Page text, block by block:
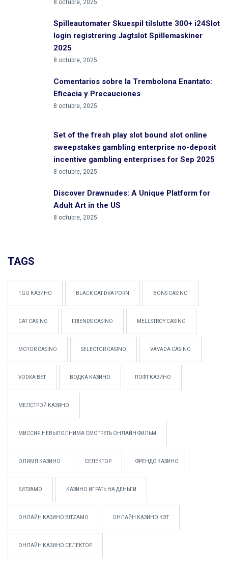
8 octubre, 2025
Spilleautomater Skuespil tilslutte 300+ i24Slot
login registrering Jagtslot Spillemaskiner
2025
8 octubre, 2025
Comentarios sobre la Trembolona Enantato:
Eficacia y Precauciones
8 octubre, 2025
Set of the fresh play slot bound slot online
sweepstakes gambling enterprise no-deposit
incentive gambling enterprises for Sep 2025
8 octubre, 2025
Discover Drawnudes: A Unique Platform for
Adult Art in the US
8 octubre, 2025
TAGS
1GO КАЗИНО BLACK CAT DVA PORN BONS CASINO
CAT CASINO FRIENDS CASINO MELLSTROY CASINO
MOTOR CASINO SELECTOR CASINO VAVADA CASINO
VODKA BET ВОДКА КАЗИНО ЛОФТ КАЗИНО
МЕЛСТРОЙ КАЗИНО
МИССИЯ НЕВЫПОЛНИМА СМОТРЕТЬ ОНЛАЙН ФИЛЬМ
ОЛИМП КАЗИНО СЕЛЕКТОР ФРЕНДС КАЗИНО
БИТЗАМО КАЗИНО ИГРАТЬ НА ДЕНЬГИ
ОНЛАЙН КАЗИНО BITZAMO ОНЛАЙН КАЗИНО КЭТ
ОНЛАЙН КАЗИНО СЕЛЕКТОР